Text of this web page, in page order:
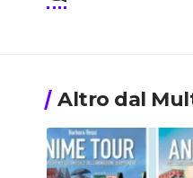
Altro dal